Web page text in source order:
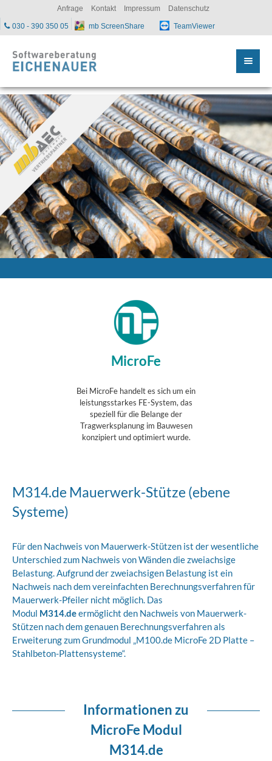
MicroFe
Bei MicroFe handelt es sich um ein
leistungsstarkes FE-System, das
speziell für die Belange der
Tragwerksplanung im Bauwesen
konzipiert und optimiert wurde.
M314.de Mauerwerk-Stütze (ebene
Systeme)
Für den Nachweis von Mauerwerk-Stützen ist der wesentliche
Unterschied zum Nachweis von Wänden die zweiachsige
Belastung. Aufgrund der zweiachsigen Belastung ist ein
Nachweis nach dem vereinfachten Berechnungsverfahren für
Mauerwerk-Pfeiler nicht möglich. Das
Modul M314.deermöglicht den Nachweis von Mauerwerk-
Stützen nach dem genauen Berechnungsverfahren als
Erweiterung zum Grundmodul „M100.de MicroFe 2D Platte –
Stahlbeton-Plattensysteme“.
Informationen zu
MicroFe Modul
M314.de
Anfrage Kontakt Impressum Datenschutz
030 - 390 350 05 mb ScreenShare TeamViewer